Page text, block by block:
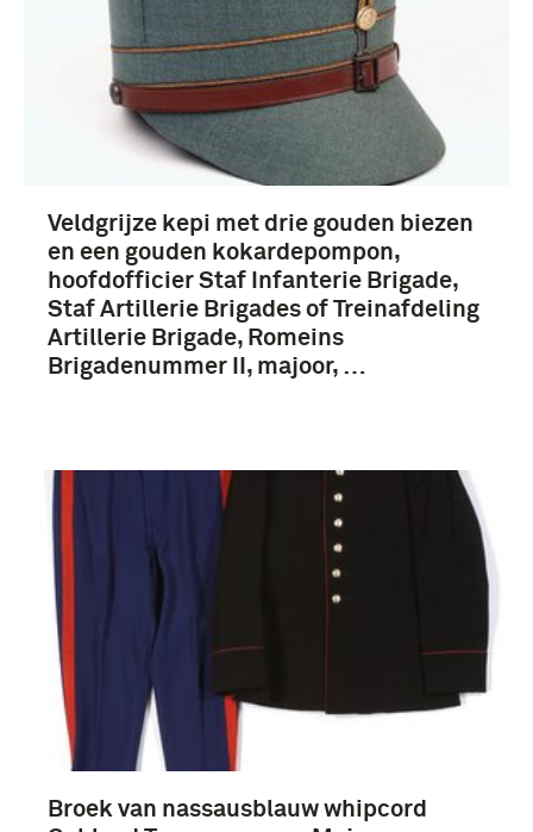
uniformen (6)
infanterie (4)
Limburgse Jagers (3)
Regiment (3)
Veldgrijze kepi met drie gouden biezen
en een gouden kokardepompon,
hoofdofficier Staf Infanterie Brigade,
Staf Artillerie Brigades of Treinafdeling
Artillerie Brigade, Romeins
Brigadenummer II, majoor, …
Broek van nassausblauw whipcord